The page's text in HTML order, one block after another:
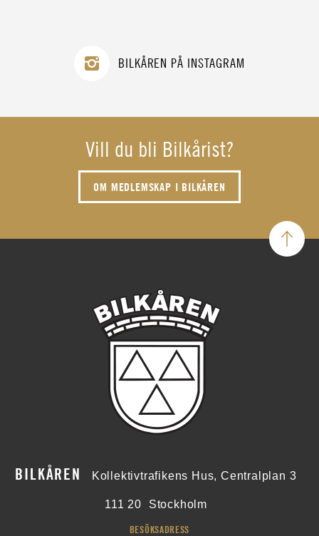
BILKÅREN PÅ INSTAGRAM
Vill du bli Bilkårist?
OM MEDLEMSKAP I BILKÅREN
BILKÅREN Kollektivtrafikens Hus, Centralplan 3
111 20 Stockholm
BESÖKSADRESS